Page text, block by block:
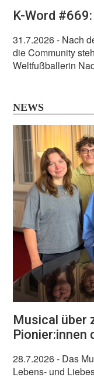
K-Word
31.7.2026- Nach
die Community
Weltfußballerin
NEWS
Musical über
Pionier:innen
28.7.2026- Das
Lebens- und